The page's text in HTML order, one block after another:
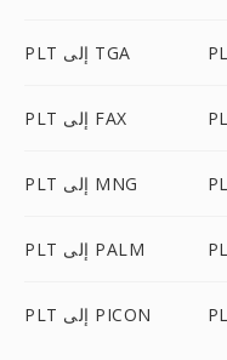
PLT إلى TGA
PLT إلى FAX
PLT إلى MNG
PLT إلى PALM
PLT إلى PICON